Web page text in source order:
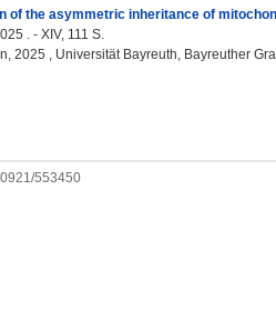
of the asymmetric inheritance of
. - XIV, 111 S.
2025 , Universität Bayreuth, Bayreuther
553450